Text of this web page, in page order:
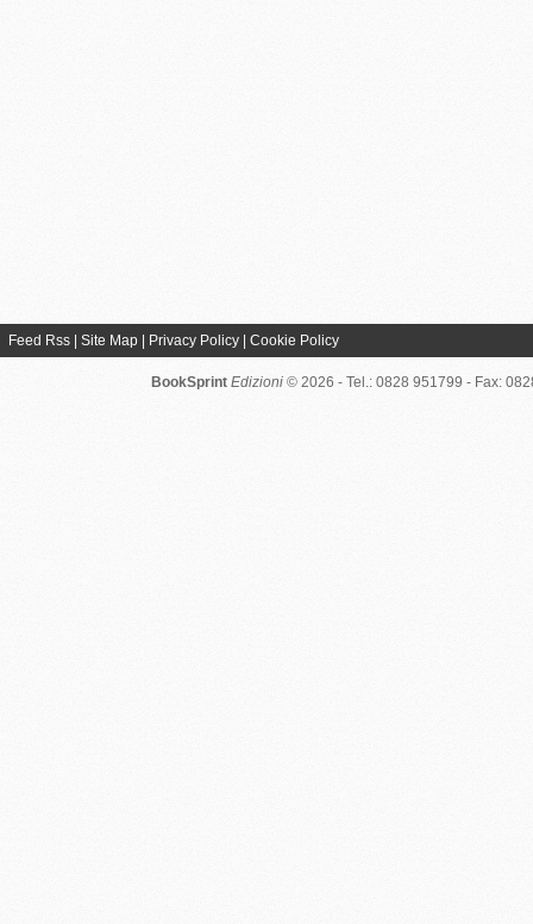
Feed Rss Site Map Privacy Policy Cookie Policy
BookSprint Edizioni © 2026 - Tel.: 0828 951799 - Fax: